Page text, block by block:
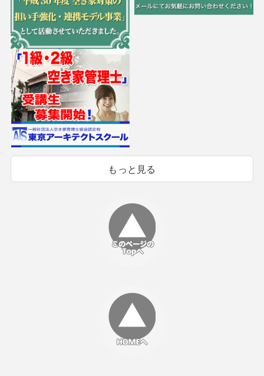
もっと見る